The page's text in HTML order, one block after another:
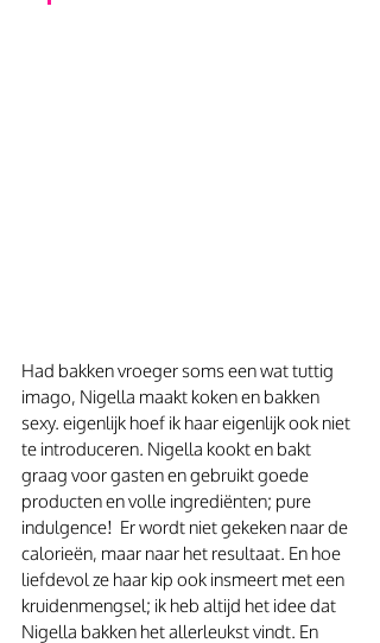
Had bakken vroeger soms een wat tuttig
imago, Nigella maakt koken en bakken
sexy. eigenlijk hoef ik haar eigenlijk ook niet
te introduceren. Nigella kookt en bakt
graag voor gasten en gebruikt goede
producten en volle ingrediënten; pure
indulgence!  Er wordt niet gekeken naar de
calorieën, maar naar het resultaat. En hoe
liefdevol ze haar kip ook insmeert met een
kruidenmengsel; ik heb altijd het idee dat
Nigella bakken het allerleukst vindt. En